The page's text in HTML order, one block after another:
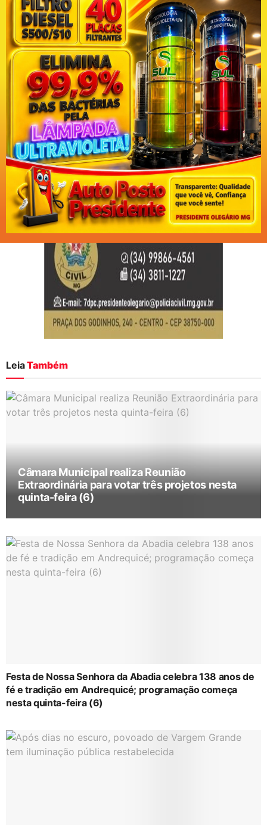
LeiaTambém
Câmara Municipal realiza Reunião
Extraordinária para votar três projetos nesta
quinta-feira (6)
Festa de Nossa Senhora da Abadia celebra 138 anos de
fé e tradição em Andrequicé; programação começa
nesta quinta-feira (6)